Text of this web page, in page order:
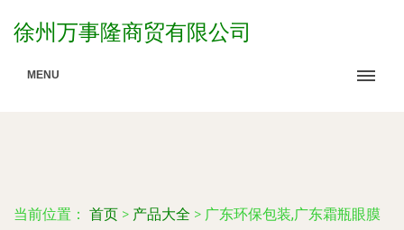
徐州万事隆商贸有限公司
MENU
当前位置： 首页 > 产品大全 > 广东环保包装,广东霜瓶眼膜